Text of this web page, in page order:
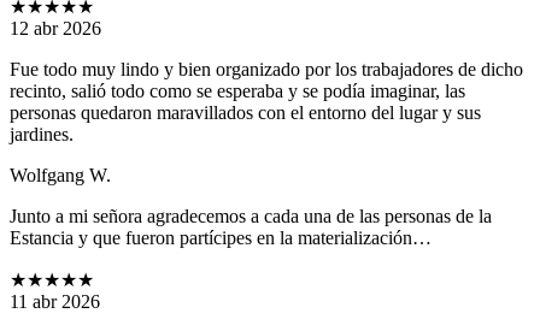
★★★★★
12 abr 2026
Fue todo muy lindo y bien organizado por los trabajadores de dicho
recinto, salió todo como se esperaba y se podía imaginar, las
personas quedaron maravillados con el entorno del lugar y sus
jardines.
Wolfgang W.
Junto a mi señora agradecemos a cada una de las personas de la
Estancia y que fueron partícipes en la materialización…
★★★★★
11 abr 2026